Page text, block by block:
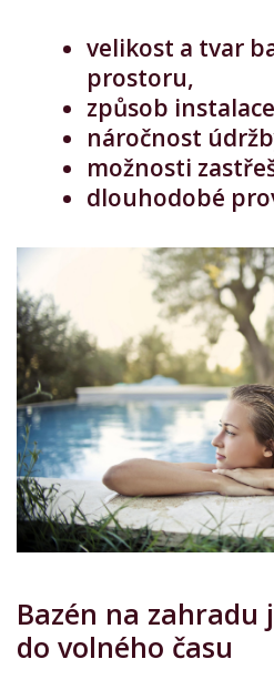
velikost a tvar
prostoru,
způsob
náročnost
možnosti
dlouhodobé
Bazén na zahradu
do volného času